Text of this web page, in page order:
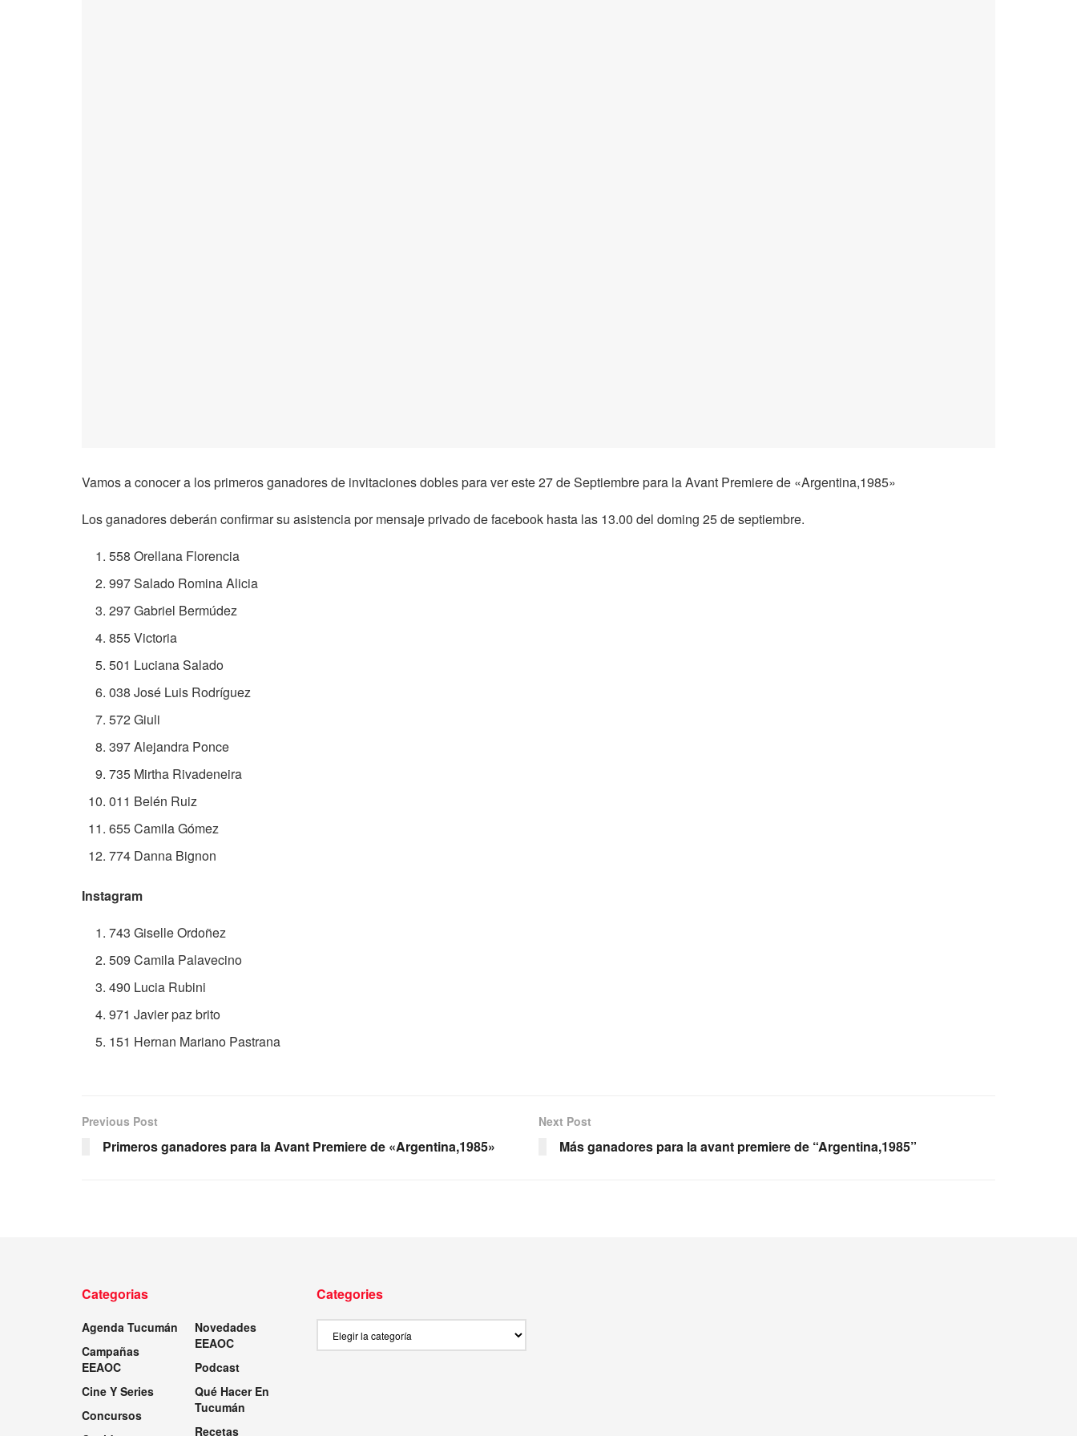
Vamos a conocer a los primeros ganadores de invitaciones dobles para ver este 27 de Septiembre para la Avant Premiere de «Argentina,1985»
Los ganadores deberán confirmar su asistencia por mensaje privado de facebook hasta las 13.00 del doming 25 de septiembre.
558 Orellana Florencia
997 Salado Romina Alicia
297 Gabriel Bermúdez
855 Victoria
501 Luciana Salado
038 José Luis Rodríguez
572 Giuli
397 Alejandra Ponce
735 Mirtha Rivadeneira
011 Belén Ruiz
655 Camila Gómez
774 Danna Bignon
Instagram
743 Giselle Ordoñez
509 Camila Palavecino
490 Lucia Rubini
971 Javier paz brito
151 Hernan Mariano Pastrana
Previous Post
Primeros ganadores para la Avant Premiere de «Argentina,1985»
Next Post
Más ganadores para la avant premiere de “Argentina,1985”
Categorias
Agenda Tucumán
Campañas
EEAOC
Cine Y Series
Concursos
Novedades
EEAOC
Podcast
Qué Hacer En
Tucumán
Recetas
Categories